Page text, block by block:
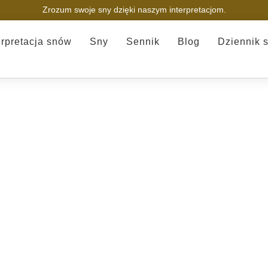
Zrozum swoje sny dzięki naszym interpretacjom.
snów Sny Sennik Blog Dziennik